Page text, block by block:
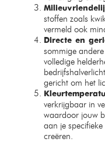
stoffen zoals
vermeld ook
Directe en
sommige
volledige
gericht om het
verkrijgbaar in
waardoor jouw
aan je
creëren.